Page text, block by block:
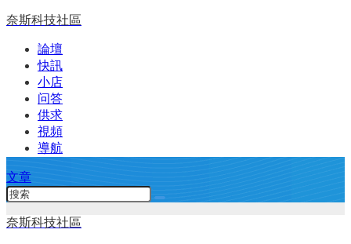
奈斯科技社區
論壇
快訊
小店
问答
供求
視頻
導航
文章
奈斯科技社區